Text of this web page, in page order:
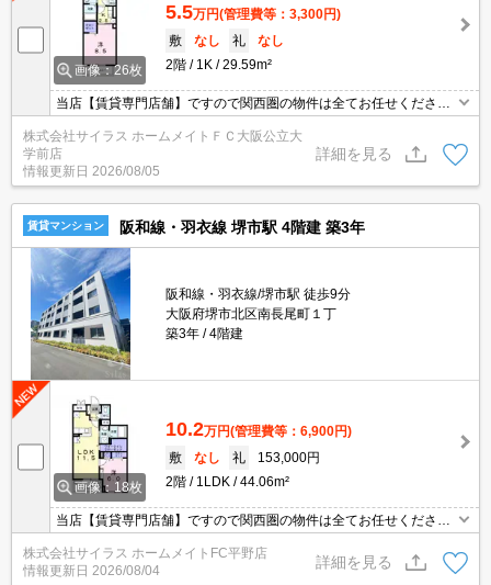
画像：26枚
5.5万円(管理費等：3,300円)
敷
なし 礼
なし
2階
1K 29.59m²
当店【賃貸専門店舗】ですので関西圏の物件は全てお任せくださ
い！どこにある物件でも当店までお気軽にお問い合わせくださいま
せ♪初期費用がご心配な方はクレジット決済が可能ですので安心して
お部屋探し頂けます。
株式会社サイラス ホームメイトＦＣ大阪公立大
学前店
情報更新日 2026/08/05
詳細を見る
賃貸マンション 阪和線・羽衣線 堺市駅 4階建 築3年
阪和線・羽衣線/堺市駅 徒歩9分
大阪府堺市北区南長尾町１丁
築3年
4階建
画像：18枚
10.2万円(管理費等：6,900円)
敷
なし 礼
153,000円
2階
1LDK 44.06m²
当店【賃貸専門店舗】ですので関西圏の物件は全てお任せくださ
い！どこにある物件でも当店までお気軽にお問い合わせくださいま
せ♪初期費用がご心配な方はクレジット決済が可能ですので安心して
お部屋探し頂けます。
株式会社サイラス ホームメイトFC平野店
情報更新日 2026/08/04
詳細を見る